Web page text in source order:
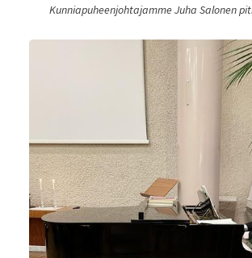
Kunniapuheenjohtajamme Juha Salonen